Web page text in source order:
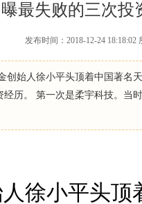
最失败的三次
发布时间：2018-12-24
创始人徐小平头顶着中国著名
历。 第一次是柔宇科技。当
徐小平头顶